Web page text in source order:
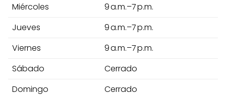
Miércoles
9 a.m.–7 p.m.
Jueves
9 a.m.–7 p.m.
Viernes
9 a.m.–7 p.m.
Sábado
Cerrado
Domingo
Cerrado